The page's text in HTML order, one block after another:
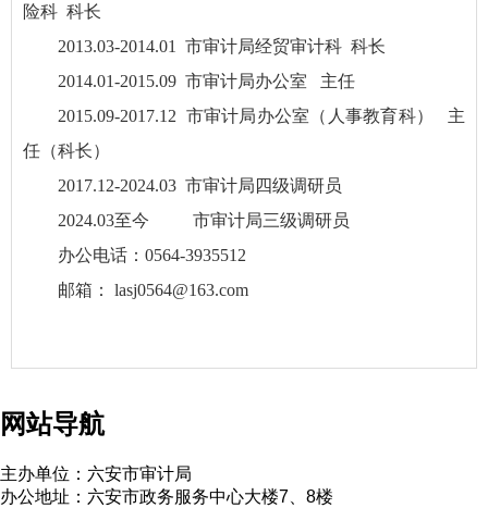
险科 科长
2013.03-2014.01 市审计局经贸审计科 科长
2014.01-2015.09 市审计局办公室 主任
2015.09-2017.12 市审计局办公室（人事教育科） 主
任（科长）
2017.12-2024.03 市审计局四级调研员
2024.03至今 市审计局三级调研员
办公电话：0564-3935512
邮箱： lasj0564@163.com
网站导航
主办单位：六安市审计局
办公地址：六安市政务服务中心大楼7、8楼